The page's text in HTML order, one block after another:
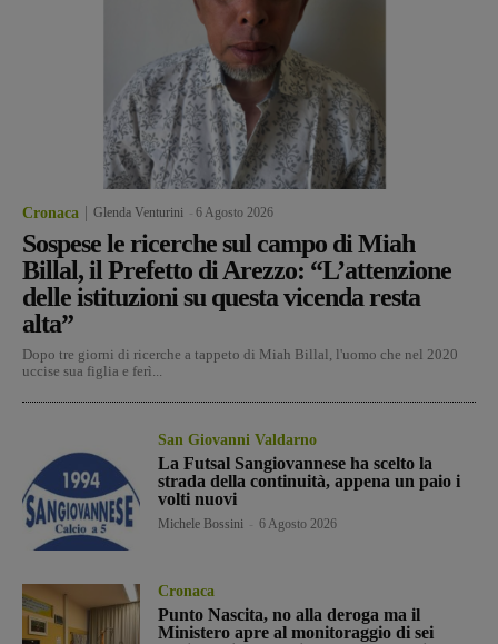
Cronaca Glenda Venturini 6 Agosto 2026
Sospese le ricerche sul campo di Miah
Billal, il Prefetto di Arezzo: “L’attenzione
delle istituzioni su questa vicenda resta
alta”
Dopo tre giorni di ricerche a tappeto di Miah Billal, l'uomo che nel 2020
uccise sua figlia e ferì...
San Giovanni Valdarno
La Futsal Sangiovannese ha scelto la
strada della continuità, appena un paio i
volti nuovi
Michele Bossini 6 Agosto 2026
Cronaca
Punto Nascita, no alla deroga ma il
Ministero apre al monitoraggio di sei